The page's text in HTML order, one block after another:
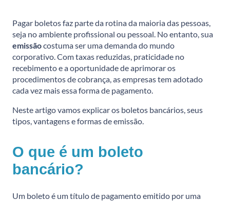
Pagar boletos faz parte da rotina da maioria das pessoas,
seja no ambiente profissional ou pessoal. No entanto, sua
emissãocostuma ser uma demanda do mundo
corporativo. Com taxas reduzidas, praticidade no
recebimento e a oportunidade de aprimorar os
procedimentos de cobrança, as empresas tem adotado
cada vez mais essa forma de pagamento.
Neste artigo vamos explicar os boletos bancários, seus
tipos, vantagens e formas de emissão.
O que é um boleto
bancário?
Um boleto é um título de pagamento emitido por uma